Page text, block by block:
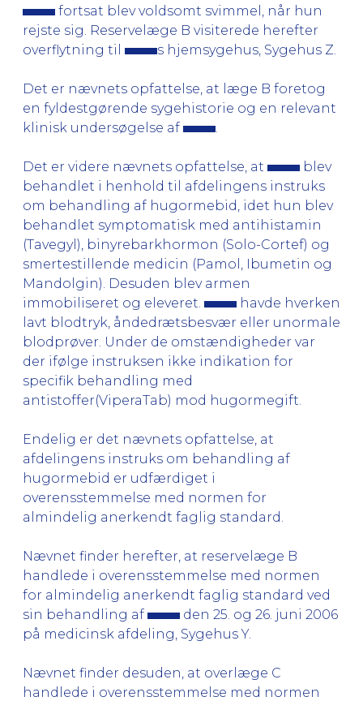
fortsat blev voldsomt svimmel, når hun
rejste sig. Reservelæge B visiterede herefter
overflytning til
s hjemsygehus, Sygehus Z.
Det er nævnets opfattelse, at læge B foretog
en fyldestgørende sygehistorie og en relevant
klinisk undersøgelse af
Det er videre nævnets opfattelse, at
blev
behandlet i henhold til afdelingens instruks
om behandling af hugormebid, idet hun blev
behandlet symptomatisk med antihistamin
(Tavegyl), binyrebarkhormon (Solo-Cortef) og
smertestillende medicin (Pamol, Ibumetin og
Mandolgin). Desuden blev armen
immobiliseret og eleveret.
havde hverken
lavt blodtryk, åndedrætsbesvær eller unormale
blodprøver. Under de omstændigheder var
der ifølge instruksen ikke indikation for
specifik behandling med
antistoffer(ViperaTab) mod hugormegift.
Endelig er det nævnets opfattelse, at
afdelingens instruks om behandling af
hugormebid er udfærdiget i
overensstemmelse med normen for
almindelig anerkendt faglig standard.
Nævnet finder herefter, at reservelæge B
handlede i overensstemmelse med normen
for almindelig anerkendt faglig standard ved
sin behandling af
den 25. og 26. juni 2006
på medicinsk afdeling, Sygehus Y.
Nævnet finder desuden, at overlæge C
handlede i overensstemmelse med normen